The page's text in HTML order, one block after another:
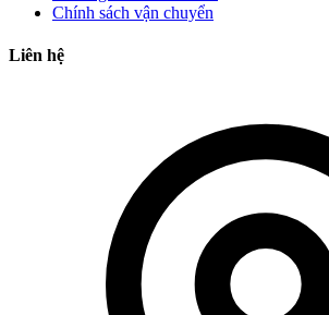
Chính sách vận chuyển
Liên hệ